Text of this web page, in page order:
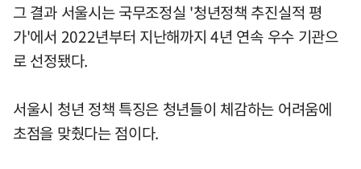
그 결과 서울시는 국무조정실 '청년정책 추진실적 평
가'에서 2022년부터 지난해까지 4년 연속 우수 기관으
로 선정됐다.
서울시 청년 정책 특징은 청년들이 체감하는 어려움에
초점을 맞췄다는 점이다.